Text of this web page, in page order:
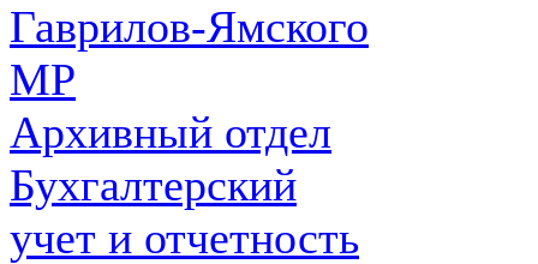
Гаврилов-Ямского
МР
Архивный отдел
Бухгалтерский
учет и отчетность